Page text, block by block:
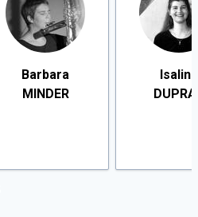
Barbara
MINDER
Isaline